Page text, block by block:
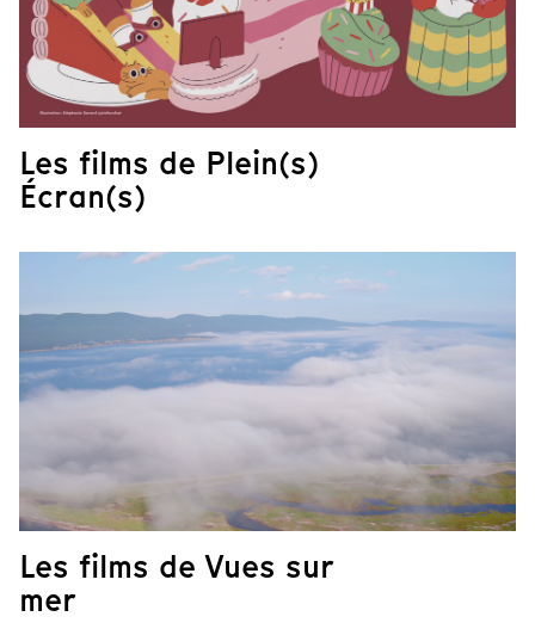
Les films de Plein(s)
Écran(s)
Les films de Vues sur
mer